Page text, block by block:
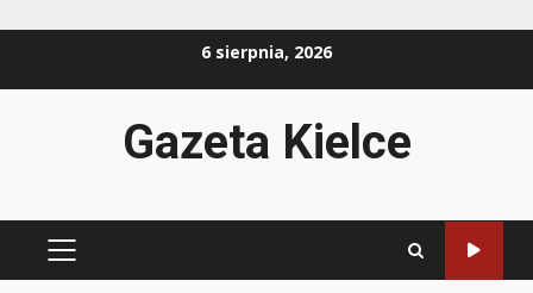
6 sierpnia, 2026
Gazeta Kielce
PRIMARY